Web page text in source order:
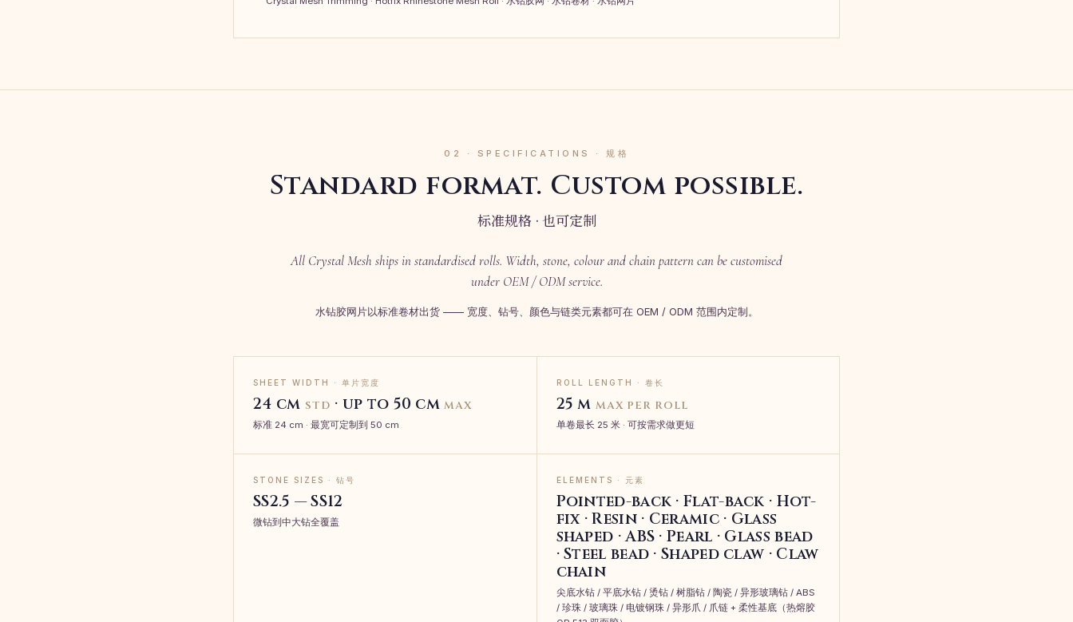
02 · SPECIFICATIONS · 规格
Standard format. Custom possible.
标准规格 · 也可定制
All Crystal Mesh ships in standardised rolls. Width, stone, colour and chain pattern can be customised
under OEM / ODM service.
水钻胶网片以标准卷材出货 —— 宽度、钻号、颜色与链类元素都可在 OEM / ODM 范围内定制。
SHEET WIDTH · 单片宽度
24 cm STD · up to 50 cmMAX
标准 24 cm · 最宽可定制到 50 cm
ROLL LENGTH · 卷长
25 m MAX PER ROLL
单卷最长 25 米 · 可按需求做更短
STONE SIZES · 钻号
SS2.5 — SS12
微钻到中大钻全覆盖
ELEMENTS · 元素
Pointed-back · Flat-back · Hot-
fix · Resin · Ceramic · Glass
shaped · ABS · Pearl · Glass bead
· Steel bead · Shaped claw · Claw
chain
尖底水钻 / 平底水钻 / 烫钻 / 树脂钻 / 陶瓷 / 异形玻璃钻 / ABS
/ 珍珠 / 玻璃珠 / 电镀钢珠 / 异形爪 / 爪链 + 柔性基底（热熔胶